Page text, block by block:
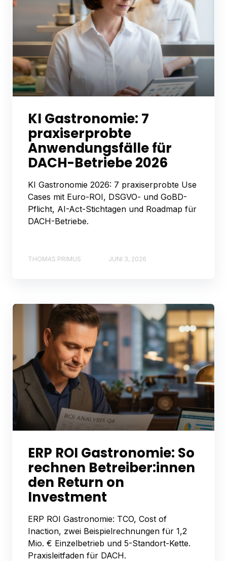
KI Gastronomie: 7
praxiserprobte
Anwendungsfälle für
DACH-Betriebe 2026
KI Gastronomie 2026: 7 praxiserprobte Use
Cases mit Euro-ROI, DSGVO- und GoBD-
Pflicht, AI-Act-Stichtagen und Roadmap für
DACH-Betriebe.
THOMAS PRIMUS JUNI 3, 2026
ERP ROI Gastronomie: So
rechnen Betreiber:innen
den Return on
Investment
ERP ROI Gastronomie: TCO, Cost of
Inaction, zwei Beispielrechnungen für 1,2
Mio. € Einzelbetrieb und 5-Standort-Kette.
Praxisleitfaden für DACH.